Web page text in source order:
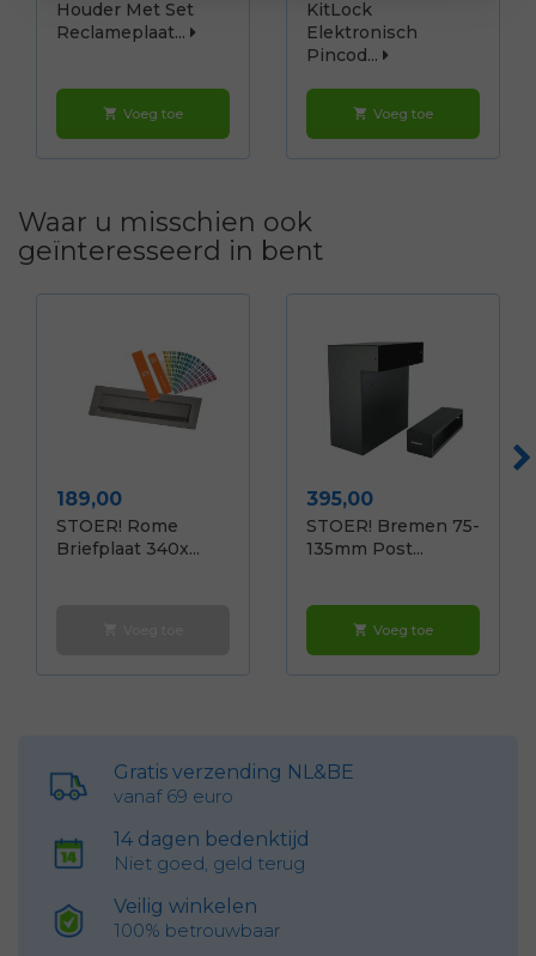
Houder Met Set
Reclameplaat...
shopping_cart Voeg toe
KitLock
Elektronisch
Pincod...
shopping_cart Voeg toe
Waar u misschien ook
geïnteresseerd in bent
Prijs
189,00
STOER! Rome
Briefplaat 340x...
Prijs
395,00
STOER! Bremen 75-
135mm Post...
shopping_cart Voeg toe
Gratis verzending NL&BE
vanaf 69 euro
14 dagen bedenktijd
Niet goed, geld terug
Veilig winkelen
100% betrouwbaar